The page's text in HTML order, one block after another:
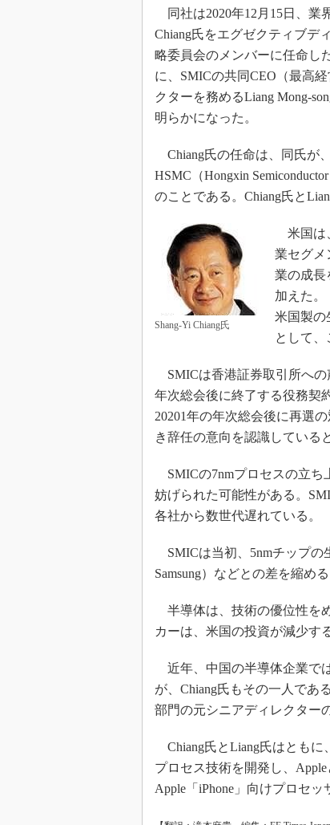
同社は2020年12月15日、業
Chiang氏をエグゼクティブデ
略委員会のメンバーに任命し
に、SMICの共同CEO（最高
クターを務めるLiang Mong-
明らかになった。
Chiang氏の任命は、同氏が
HSMC（Hongxin
のことである。Chiang氏と
Shang-Yi Chiang氏
米国は
業セグメ
業の成長
加えた。
米国製の
として、
SMICは香港証券取引所への
年次総会後に終了する役務契
20201年の年次総会後に再選
き辞任の意向を認識している
SMICの7nmプロセスの立ち
妨げられた可能性がある。
各社から数世代遅れている。
SMICは当初、5nmチップの
Samsung）などとの差を縮め
半導体は、技術の優位性を
カーは、米国の投資が減少す
近年、中国の半導体企業で
が、Chiang氏もその一人であ
部門の元シニアディレクター
Chiang氏とLiang氏はともに
プロセス技術を開発し、
Apple「iPhone」向けプロセッ